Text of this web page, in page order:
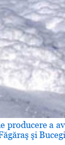
producere a
şi Bucegi